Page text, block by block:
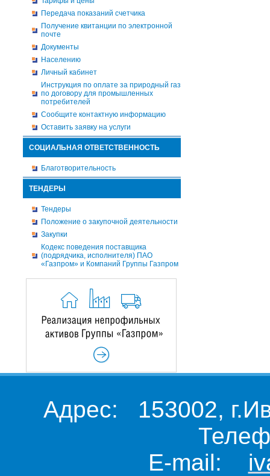
Передача показаний счетчика
Получение квитанции по электронной
почте
Документы
Населению
Личный кабинет
Инструкция по оплате за природный газ
по договору для промышленных
потребителей
Сообщите контактную информацию
Оставить заявку на услуги
СОЦИАЛЬНАЯ ОТВЕТСТВЕННОСТЬ
Благотворительность
ТЕНДЕРЫ
Тендеры
Положение о закупочной деятельности
Закупки
Кодекс поведения поставщика
(подрядчика, исполнителя) ПАО
«Газпром» и Компаний Группы Газпром
Адрес: 153002,
E-mail: